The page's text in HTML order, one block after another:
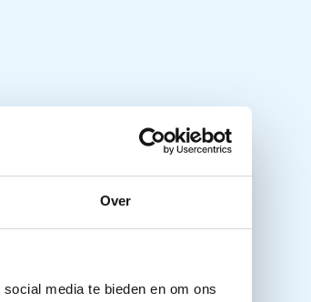
Over
media te bieden en om ons